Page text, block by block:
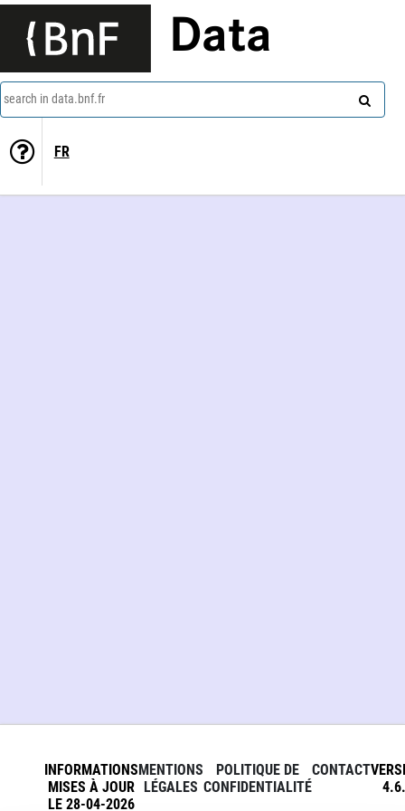
Data
search in data.bnf.fr
FR
INFORMATIONS
MISES À JOUR
LE 28-04-2026
MENTIONS
LÉGALES
POLITIQUE DE
CONFIDENTIALITÉ
CONTACT